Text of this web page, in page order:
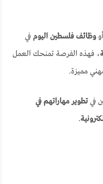
أووظائف فلسطين اليوم في
، فهذه الفرصة تمنحك العمل
مميزة.
فيتطوير مهاراتهم في
.